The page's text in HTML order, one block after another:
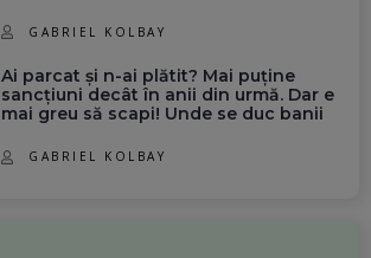
GABRIEL KOLBAY
Ai parcat și n-ai plătit? Mai puține
sancțiuni decât în anii din urmă. Dar e
mai greu să scapi! Unde se duc banii
GABRIEL KOLBAY